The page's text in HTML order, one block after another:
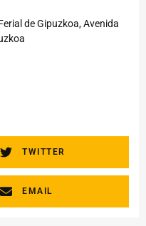
de Gipuzkoa, Avenida
TWITTER
EMAIL